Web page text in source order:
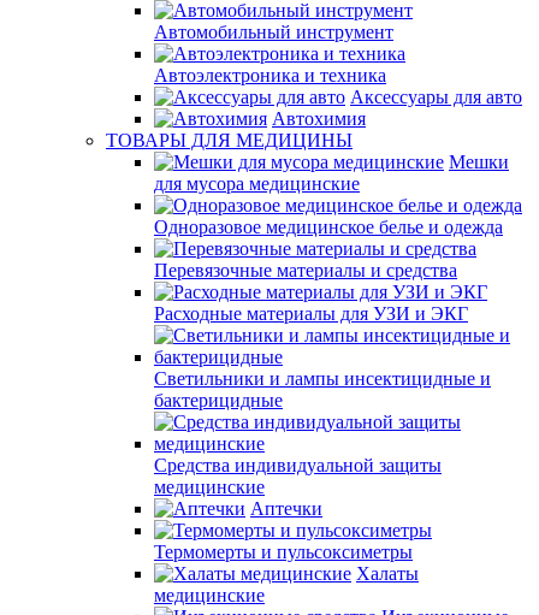
Автомобильный инструмент
Автоэлектроника и техника
Аксессуары для авто
Автохимия
ТОВАРЫ ДЛЯ МЕДИЦИНЫ
Мешки
для мусора медицинские
Одноразовое медицинское белье и одежда
Перевязочные материалы и средства
Расходные материалы для УЗИ и ЭКГ
Светильники и лампы инсектицидные и
бактерицидные
Средства индивидуальной защиты
медицинские
Аптечки
Термомерты и пульсоксиметры
Халаты
медицинские